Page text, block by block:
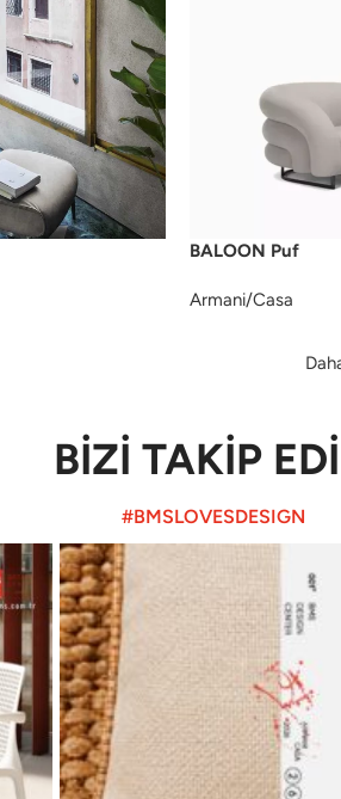
BALOON Puf
Armani/Casa
BİZİ TAKİP
#BMSLOVESDESIGN